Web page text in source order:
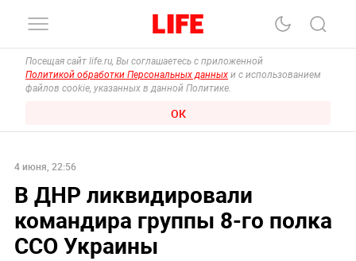
Посещая сайт life.ru, Вы соглашаетесь с приложенной
Политикой обработки Персональных данных и с использованием
файлов cookie, указанных в данной Политике.
ОК
4 июня, 22:56
В ДНР ликвидировали
командира группы 8-го полка
ССО Украины